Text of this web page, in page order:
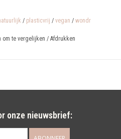
/ plasticvrij / vegan / wondr
om te vergelijken / Afdrukken
onze nieuwsbrief: